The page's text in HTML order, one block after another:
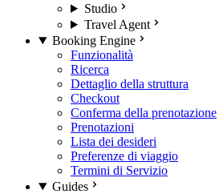
Studio
Travel Agent
Booking Engine
Funzionalità
Ricerca
Dettaglio della struttura
Checkout
Conferma della prenotazione
Prenotazioni
Lista dei desideri
Preferenze di viaggio
Termini di Servizio
Guides